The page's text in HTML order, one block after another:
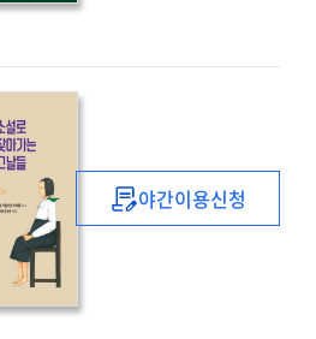
생각들
소설로
야간이용신청